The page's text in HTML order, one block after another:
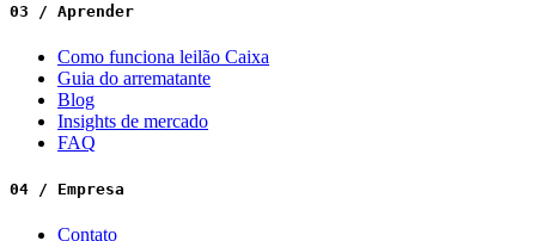
03 / Aprender
Como funciona leilão Caixa
Guia do arrematante
Blog
Insights de mercado
FAQ
04 / Empresa
Contato